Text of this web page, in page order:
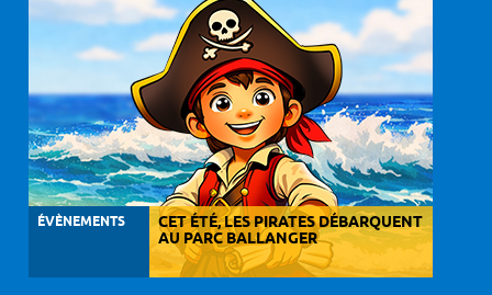
ÉVÈNEMENTS CET ÉTÉ, LES PIRATES DÉBARQUENT
AU PARC BALLANGER